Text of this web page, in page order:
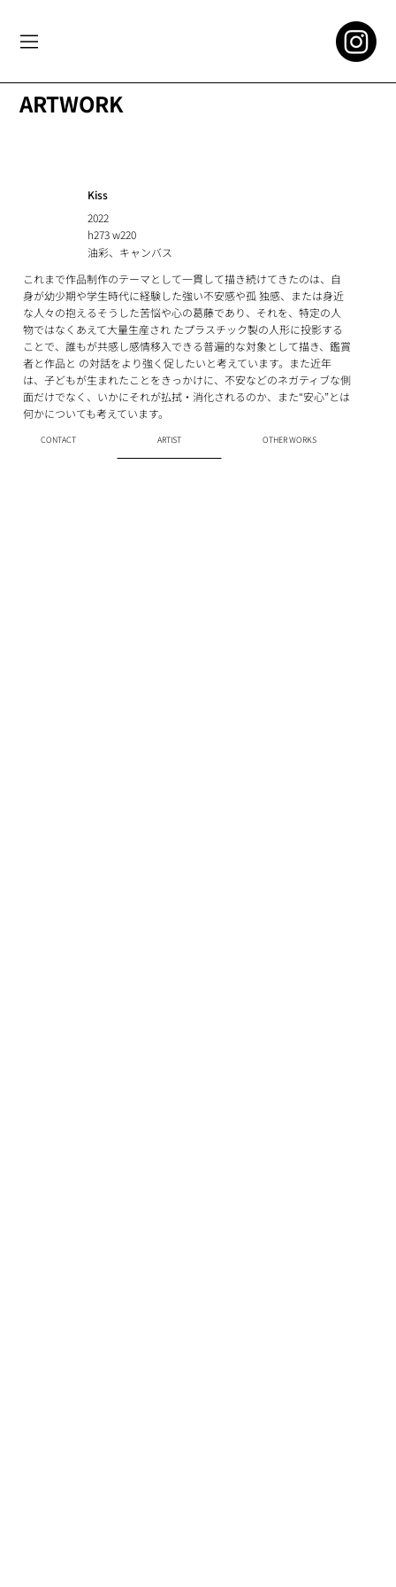
Kiss
2022
h273 w220
油彩、キャンバス
これまで作品制作のテーマとして一貫して描き続けてきたのは、自
身が幼少期や学生時代に経験した強い不安感や孤 独感、または身近
な人々の抱えるそうした苦悩や心の葛藤であり、それを、特定の人
物ではなくあえて大量生産され たプラスチック製の人形に投影する
ことで、誰もが共感し感情移入できる普遍的な対象として描き、鑑賞
者と作品と の対話をより強く促したいと考えています。また近年
は、子どもが生まれたことをきっかけに、不安などのネガティブな側
面だけでなく、いかにそれが払拭・消化されるのか、また“安心”とは
何かについても考えています。
CONTACT ARTIST OTHER WORKS
ARTWORK